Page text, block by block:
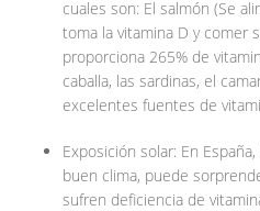
cuales son: El salmón (Se
toma la vitamina D y comer
proporciona 265% de
caballa, las sardinas, el
excelentes fuentes de
Exposición solar: En
buen clima, puede
sufren deficiencia de